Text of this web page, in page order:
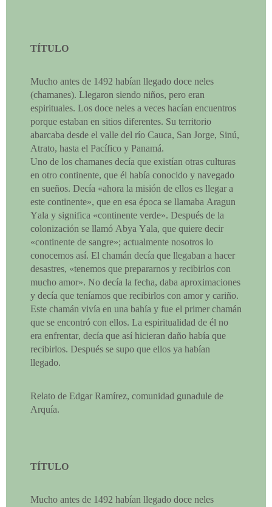
TÍTULO
Mucho antes de 1492 habían llegado doce neles
(chamanes). Llegaron siendo niños, pero eran
espirituales. Los doce neles a veces hacían encuentros
porque estaban en sitios diferentes. Su territorio
abarcaba desde el valle del río Cauca, San Jorge, Sinú,
Atrato, hasta el Pacífico y Panamá.
Uno de los chamanes decía que existían otras culturas
en otro continente, que él había conocido y navegado
en sueños. Decía «ahora la misión de ellos es llegar a
este continente», que en esa época se llamaba Aragun
Yala y significa «continente verde». Después de la
colonización se llamó Abya Yala, que quiere decir
«continente de sangre»; actualmente nosotros lo
conocemos así. El chamán decía que llegaban a hacer
desastres, «tenemos que prepararnos y recibirlos con
mucho amor». No decía la fecha, daba aproximaciones
y decía que teníamos que recibirlos con amor y cariño.
Este chamán vivía en una bahía y fue el primer chamán
que se encontró con ellos. La espiritualidad de él no
era enfrentar, decía que así hicieran daño había que
recibirlos. Después se supo que ellos ya habían
llegado.
Relato de Edgar Ramírez, comunidad gunadule de
Arquía.
TÍTULO
Mucho antes de 1492 habían llegado doce neles